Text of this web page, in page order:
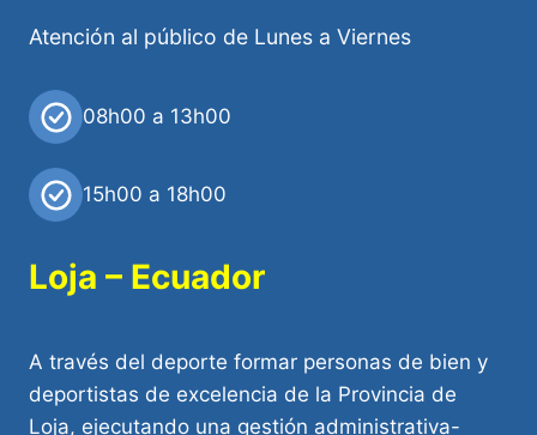
Atención al público de Lunes a Viernes
08h00 a 13h00
15h00 a 18h00
Loja – Ecuador
A través del deporte formar personas de bien y
deportistas de excelencia de la Provincia de
Loja, ejecutando una gestión administrativa-